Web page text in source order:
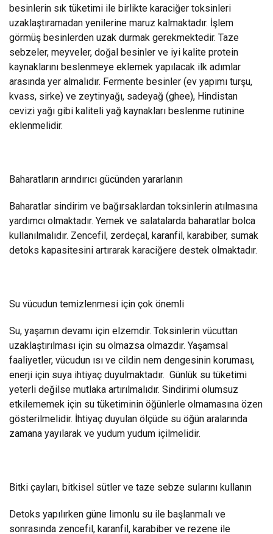
besinlerin sık tüketimi ile birlikte karaciğer toksinleri
uzaklaştıramadan yenilerine maruz kalmaktadır. İşlem
görmüş besinlerden uzak durmak gerekmektedir. Taze
sebzeler, meyveler, doğal besinler ve iyi kalite protein
kaynaklarını beslenmeye eklemek yapılacak ilk adımlar
arasında yer almalıdır. Fermente besinler (ev yapımı turşu,
kvass, sirke) ve zeytinyağı, sadeyağ (ghee), Hindistan
cevizi yağı gibi kaliteli yağ kaynakları beslenme rutinine
eklenmelidir.
Baharatların arındırıcı gücünden yararlanın
Baharatlar sindirim ve bağırsaklardan toksinlerin atılmasına
yardımcı olmaktadır. Yemek ve salatalarda baharatlar bolca
kullanılmalıdır. Zencefil, zerdeçal, karanfil, karabiber, sumak
detoks kapasitesini artırarak karaciğere destek olmaktadır.
Su vücudun temizlenmesi için çok önemli
Su, yaşamın devamı için elzemdir. Toksinlerin vücuttan
uzaklaştırılması için su olmazsa olmazdır. Yaşamsal
faaliyetler, vücudun ısı ve cildin nem dengesinin koruması,
enerji için suya ihtiyaç duyulmaktadır. Günlük su tüketimi
yeterli değilse mutlaka artırılmalıdır. Sindirimi olumsuz
etkilememek için su tüketiminin öğünlerle olmamasına özen
gösterilmelidir. İhtiyaç duyulan ölçüde su öğün aralarında
zamana yayılarak ve yudum yudum içilmelidir.
Bitki çayları, bitkisel sütler ve taze sebze sularını kullanın
Detoks yapılırken güne limonlu su ile başlanmalı ve
sonrasında zencefil, karanfil, karabiber ve rezene ile